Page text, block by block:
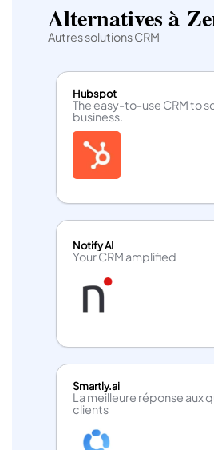
Alternatives à
Autres solutions CRM
Hubspot
The easy-to-use CRM to
business.
Notify AI
Your CRM amplified
Smartly.ai
La meilleure réponse aux
clients